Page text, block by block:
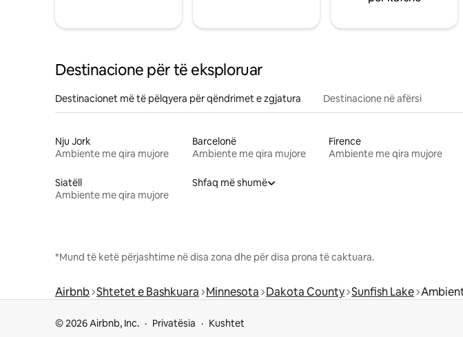
Destinacione për të eksploruar
Destinacionet më të pëlqyera për qëndrimet e zgjatura Destinacione në afërsi
Nju Jork
Ambiente me qira mujore
Barcelonë
Ambiente me qira mujore
Firence
Ambiente me qira mujore
Siatëll
Ambiente me qira mujore
Shfaq më shumë
*Mund të ketë përjashtime në disa zona dhe për disa prona të caktuara.
Airbnb Shtetet e Bashkuara Minnesota Dakota County Sunfish Lake
© 2026 Airbnb, Inc. Privatësia Kushtet